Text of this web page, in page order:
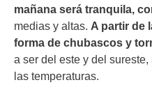
mañana será tranquila,
medias y altas. A partir de
forma de chubascos y
a ser del este y del
las temperaturas.